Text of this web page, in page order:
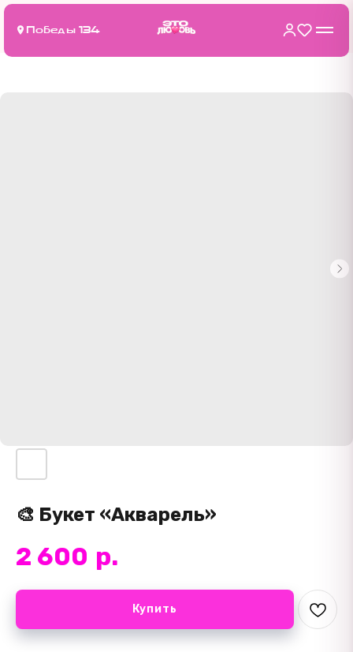
Победы 134
🎨 Букет «Акварель»
2 600 р.
Купить